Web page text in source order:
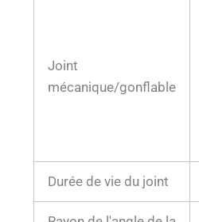
Joint
mécanique/gonflable
Durée de vie du joint